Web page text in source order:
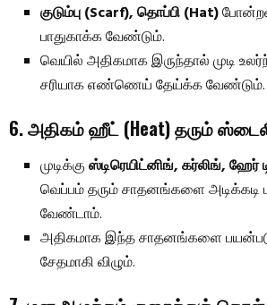
குடும்பு (Scarf), தொப்பி (Hat)
பாதுகாக்க வேண்டும்.
வெயில் அதிகமாக இருந்தால் முடி
சரியாக எண்ணெய் தேய்க்க வேண்டும்.
6. அதிகம் ஹீட் (Heat) தரும்
முடிக்குஸ்டிரெயிட்னிங், கர்லிங், ஹேர்
வெப்பம் தரும் சாதனங்களை அடிக்கடி
வேண்டாம்.
அதிகமாக இந்த சாதனங்களை
சேதமாகி விழும்.